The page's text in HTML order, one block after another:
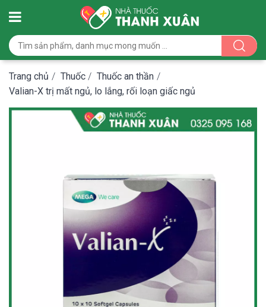
Trang chủ / Thuốc / Thuốc an thần /
Valian-X trị mất ngủ, lo lắng, rối loạn giấc ngủ